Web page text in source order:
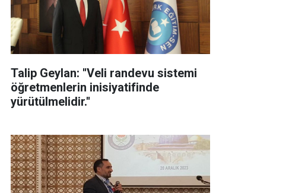
Talip Geylan: ''Veli randevu sistemi
öğretmenlerin inisiyatifinde
yürütülmelidir.''